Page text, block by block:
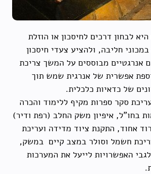
לבחון דרכים לחיסכון או הוזלת
חליבה, ולהציע צעדי חיסכון
אנרגטיים מבוססים על המשך צריכת
אפשרית של אנרגית שמש תוך
של כדאיות כלכלית.
סקר ספרות מקיף ללימוד והכרה
בחו"ל, איפיון משק החלב (רפת ודיר)
אחוד, התקנת ציוד מדידה ועריכת
חשמל וסולר במצב קיים במשק,
האפשרויות לייעל את המערכות